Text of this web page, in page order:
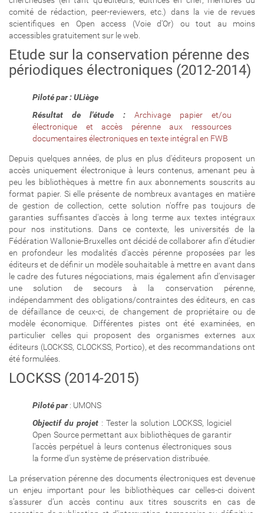
comité de rédaction, peer-reviewers, etc.) dans la vie de revues
scientifiques en Open access (Voie d'Or) ou tout au moins
accessibles gratuitement sur le web.
Etude sur la conservation pérenne des
périodiques électroniques (2012-2014)
Piloté par :ULiège
Résultat de l'étude : Archivage papier et/ou
électronique et accès pérenne aux ressources
documentaires électroniques en texte intégral en FWB
Depuis quelques années, de plus en plus d'éditeurs proposent un
accès uniquement électronique à leurs contenus, amenant peu à
peu les bibliothèques à mettre fin aux abonnements souscrits au
format papier. Si elle présente de nombreux avantages en matière
de gestion de collection, cette solution n'offre pas toujours de
garanties suffisantes d'accès à long terme aux textes intégraux
pour nos institutions. Dans ce contexte, les universités de la
Fédération Wallonie-Bruxelles ont décidé de collaborer afin d'étudier
en profondeur les modalités d'accès pérenne proposées par les
éditeurs et de définir un modèle souhaitable à mettre en avant dans
le cadre des futures négociations, mais également afin d'envisager
une solution de secours à la conservation pérenne,
indépendamment des obligations/contraintes des éditeurs, en cas
de défaillance de ceux-ci, de changement de propriétaire ou de
modèle économique. Différentes pistes ont été examinées, en
particulier celles qui proposent des organismes externes aux
éditeurs (LOCKSS, CLOCKSS, Portico), et des recommandations ont
été formulées.
LOCKSS (2014-2015)
Piloté par: UMONS
Objectif du projet: Tester la solution LOCKSS, logiciel
Open Source permettant aux bibliothèques de garantir
l'accès perpétuel à leurs contenus électroniques sous
la forme d'un système de préservation distribuée.
La préservation pérenne des documents électroniques est devenue
un enjeu important pour les bibliothèques car celles-ci doivent
s’assurer d’un accès continu aux titres souscrits en cas de